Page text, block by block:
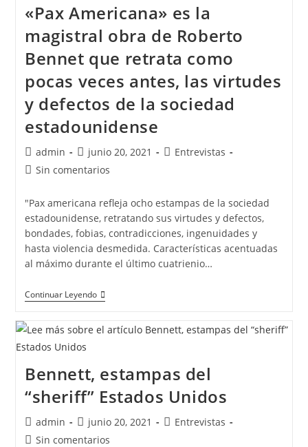
«Pax Americana» es la
magistral obra de Roberto
Bennet que retrata como
pocas veces antes, las virtudes
y defectos de la sociedad
estadounidense
admin junio 20, 2021
Entrevistas
Sin comentarios
"Pax americana refleja ocho estampas de la sociedad
estadounidense, retratando sus virtudes y defectos,
bondades, fobias, contradicciones, ingenuidades y
hasta violencia desmedida. Características acentuadas
al máximo durante el último cuatrienio…
Continuar Leyendo
Bennett, estampas del
“sheriff” Estados Unidos
admin junio 20, 2021
Entrevistas
Sin comentarios